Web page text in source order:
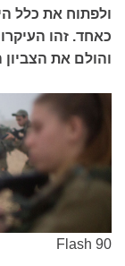
ולפתוח את כלל
כאחד. זהו
והולם את
Flash 90